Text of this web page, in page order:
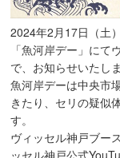
2024年2月17日（土
「魚河岸デー」に
で、お知らせいたしま
魚河岸デーは中央市
きたり、セリの疑似
す。
ヴィッセル神戸ブー
ッセル神戸公式